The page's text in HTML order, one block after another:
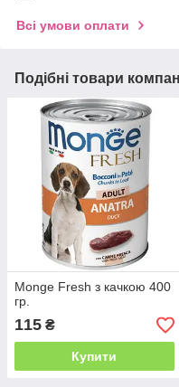
Всі умови оплати
Подібні товари
Monge Fresh з качкою 400
гр.
115 ₴
Купити